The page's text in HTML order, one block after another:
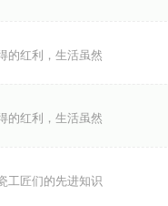
的红利，生活虽然
的红利，生活虽然
匠们的先进知识